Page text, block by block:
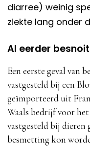
diarree) weinig
ziekte lang onder
Al eerder
Een eerste geval van
vastgesteld bij een
geïmporteerd uit
Waals bedrijf voor
vastgesteld bij dieren
besmetting kon